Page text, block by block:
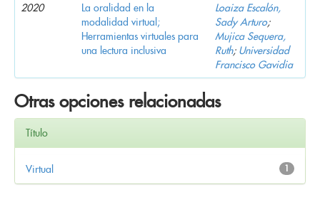
2020
La oralidad en la
modalidad virtual;
Herramientas virtuales para
una lectura inclusiva
Loaiza Escalón,
Sady Arturo;
Mujica Sequera,
Ruth; Universidad
Francisco Gavidia
Otras opciones relacionadas
Título
1
Virtual